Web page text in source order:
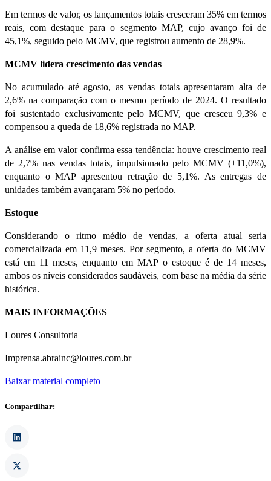
Em termos de valor, os lançamentos totais cresceram 35% em termos
reais, com destaque para o segmento MAP, cujo avanço foi de
45,1%, seguido pelo MCMV, que registrou aumento de 28,9%.
MCMV lidera crescimento das vendas
No acumulado até agosto, as vendas totais apresentaram alta de
2,6% na comparação com o mesmo período de 2024. O resultado
foi sustentado exclusivamente pelo MCMV, que cresceu 9,3% e
compensou a queda de 18,6% registrada no MAP.
A análise em valor confirma essa tendência: houve crescimento real
de 2,7% nas vendas totais, impulsionado pelo MCMV (+11,0%),
enquanto o MAP apresentou retração de 5,1%. As entregas de
unidades também avançaram 5% no período.
Estoque
Considerando o ritmo médio de vendas, a oferta atual seria
comercializada em 11,9 meses. Por segmento, a oferta do MCMV
está em 11 meses, enquanto em MAP o estoque é de 14 meses,
ambos os níveis considerados saudáveis, com base na média da série
histórica.
MAIS INFORMAÇÕES
Loures Consultoria
Imprensa.abrainc@loures.com.br
Baixar material completo
Compartilhar: